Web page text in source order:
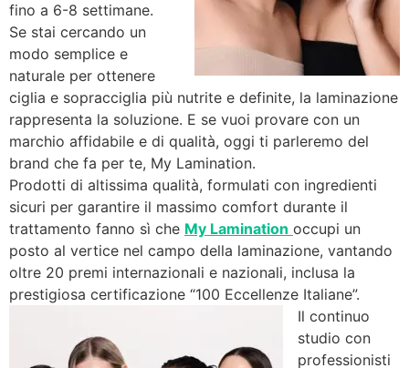
fino a 6-8 settimane.
Se stai cercando un
modo semplice e
naturale per ottenere
ciglia e sopracciglia più nutrite e definite, la laminazione
rappresenta la soluzione. E se vuoi provare con un
marchio affidabile e di qualità, oggi ti parleremo del
brand che fa per te, My Lamination.
Prodotti di altissima qualità, formulati con ingredienti
sicuri per garantire il massimo comfort durante il
trattamento fanno sì che My Lamination occupi un
posto al vertice nel campo della laminazione, vantando
oltre 20 premi internazionali e nazionali, inclusa la
prestigiosa certificazione “100 Eccellenze Italiane”.
Il continuo
studio con
professionisti